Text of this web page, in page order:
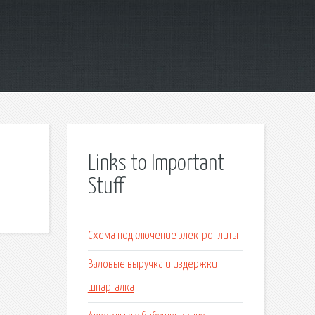
Links to Important
Stuff
Схема подключение электроплиты
Валовые выручка и издержки
шпаргалка